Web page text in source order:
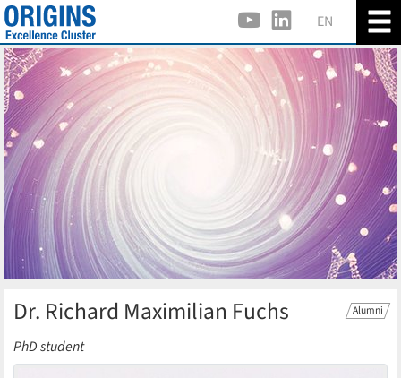
EN
Alumni
Dr. Richard Maximilian Fuchs
PhD student